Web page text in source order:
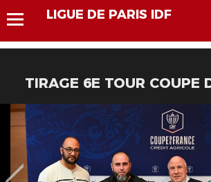
LIGUE DE PARIS IDF
TIRAGE 6E TOUR COUPE